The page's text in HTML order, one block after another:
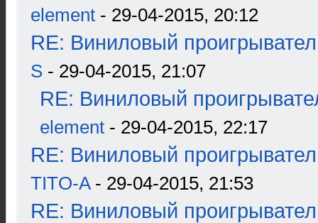
element - 29-04-2015, 20:12
RE: Виниловый
S - 29-04-2015, 21:07
RE: Виниловый
element - 29-04-2015, 22:17
RE: Виниловый
TITO-A- 29-04-2015, 21:53
RE: Виниловый